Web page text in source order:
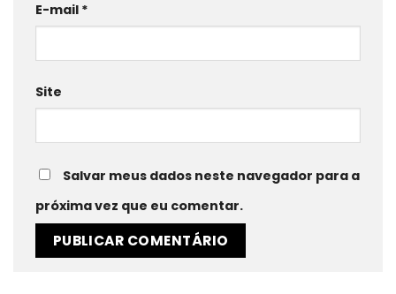
E-mail *
Site
Salvar meus dados neste navegador para a
próxima vez que eu comentar.